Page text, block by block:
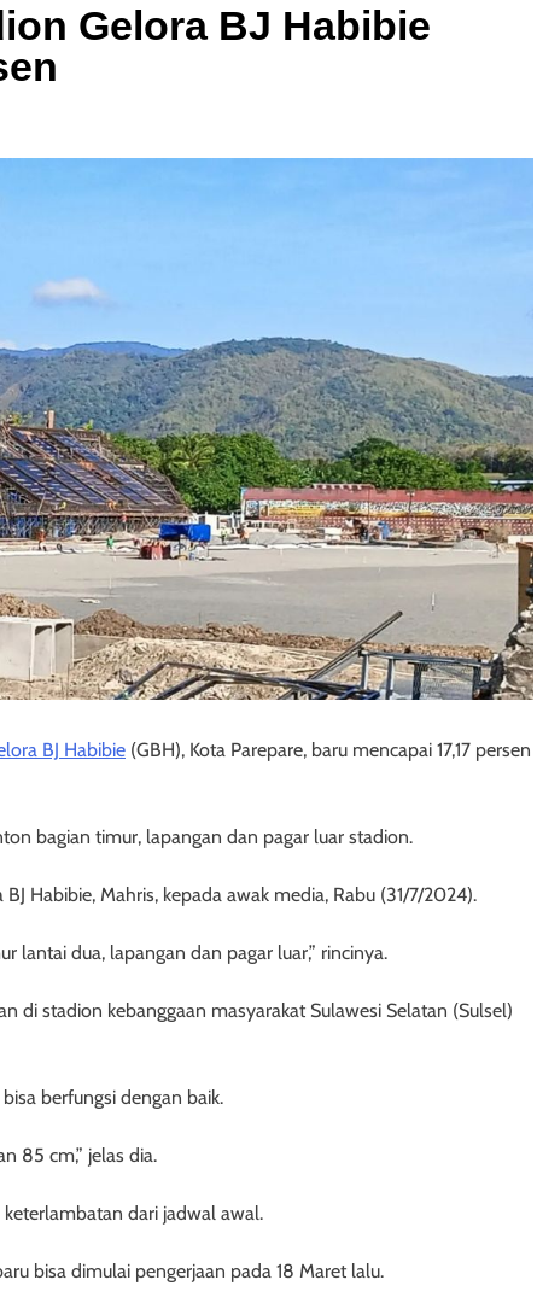
Gelora BJ Habibie
BJ Habibie (GBH), Kota Parepare, baru mencapai 17,17 persen
bagian timur, lapangan dan pagar luar stadion.
Habibie, Mahris, kepada awak media, Rabu (31/7/2024).
lantai dua, lapangan dan pagar luar,” rincinya.
di stadion kebanggaan masyarakat Sulawesi Selatan (Sulsel)
berfungsi dengan baik.
85 cm,” jelas dia.
dari jadwal awal.
bisa dimulai pengerjaan pada 18 Maret lalu.